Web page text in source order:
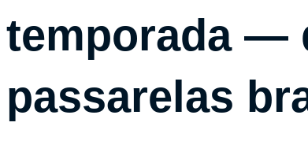
temporada —
passarelas